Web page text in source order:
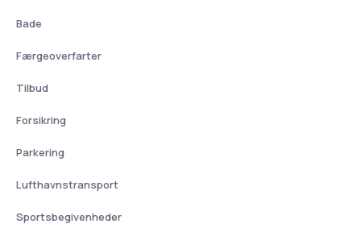
Bade
Færgeoverfarter
Tilbud
Forsikring
Parkering
Lufthavnstransport
Sportsbegivenheder